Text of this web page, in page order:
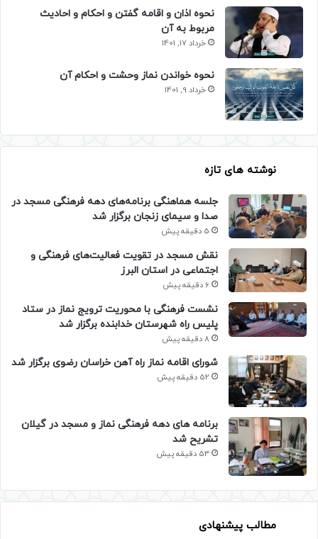
نحوه اذان و اقامه گفتن و احکام و احادیث
مربوط به آن
خرداد 17, 1401
نحوه خواندن نماز وحشت و احکام آن
خرداد 9, 1401
نوشته های تازه
جلسه هماهنگی برنامه‌های دهه فرهنگی مسجد در
صدا و سیمای زنجان برگزار شد
5 دقیقه پیش
نقش مسجد در تقویت فعالیت‌های فرهنگی و
اجتماعی در استان البرز
6 دقیقه پیش
نشست فرهنگی با محوریت ترویج نماز در ستاد
پلیس راه شهرستان خدابنده برگزار شد
8 دقیقه پیش
شورای اقامه نماز راه آهن خراسان رضوی برگزار شد
52 دقیقه پیش
برنامه های دهه فرهنگی نماز و مسجد در گیلان
تشریح شد
53 دقیقه پیش
مطالب پیشنهادی